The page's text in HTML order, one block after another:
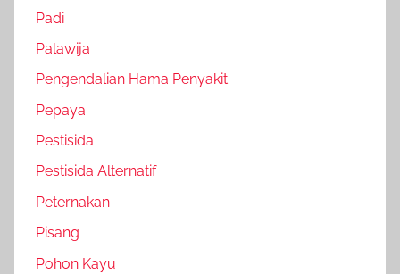
Padi
Palawija
Pengendalian Hama Penyakit
Pepaya
Pestisida
Pestisida Alternatif
Peternakan
Pisang
Pohon Kayu